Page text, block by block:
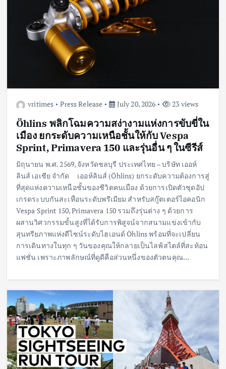
vritimes Press Release July 20, 2026 23 views
Öhlins พลิกโฉมความสง่างามแห่งการขับขี่ใน
เมือง ยกระดับความเหนือชั้นให้กับ Vespa
Sprint, Primavera 150 และรุ่นอื่น ๆ ในซีรีส์
มิถุนายน พ.ศ. 2569, จังหวัดชลบุรี ประเทศไทย – บริษัท เออห์
ลินส์ เอเซีย จำกัด เออห์ลินส์ (Öhlins) ยกระดับความต้องการสู่
ที่สุดแห่งความเหนือชั้นของชีวิตคนเมือง ด้วยการเปิดตัวชุดอัป
เกรดระบบกันสะเทือนระดับพรีเมียม สำหรับสกู๊ตเตอร์ไอคอนิก
Vespa Sprint 150, Primavera 150 รวมถึงรุ่นต่าง ๆ ด้วยการ
ผสานวิศวกรรมขั้นสูงที่ได้รับการพิสูจน์จากสนามแข่งเข้ากับ
สุนทรียภาพแห่งดีไซน์ระดับไฮเอนด์ Öhlins พร้อมที่จะเปลี่ยน
การเดินทางในทุก ๆ วันของคุณให้กลายเป็นไลฟ์สไตล์ที่สะท้อน
แฟชั่น เพราะภาพลักษณ์ที่ดูดีคือส่วนหนึ่งของตัวตนคุณ…